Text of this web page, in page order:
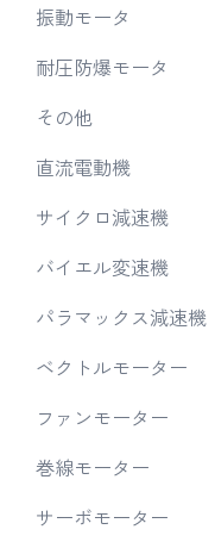
振動モータ
耐圧防爆モータ
その他
直流電動機
サイクロ減速機
バイエル変速機
パラマックス減速機
ベクトルモーター
ファンモーター
巻線モーター
サーボモーター